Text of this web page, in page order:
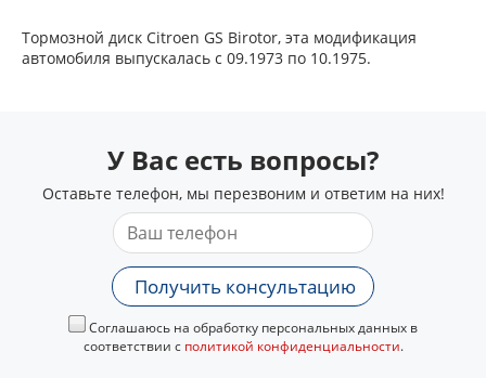
Тормозной диск Citroen GS Birotor, эта модификация
автомобиля выпускалась с 09.1973 по 10.1975.
У Вас есть вопросы?
Оставьте телефон, мы перезвоним и ответим на них!
Получить консультацию
Соглашаюсь на обработку персональных данных в
соответствии с политикой конфиденциальности.